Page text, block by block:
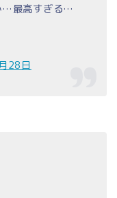
…最高すぎる…
28日